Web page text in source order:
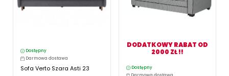
Dostępny
Darmowa dostawa
Sofa Verto Szara Asti 23
DODATKOWY RABAT OD
2000 ZŁ !!
Dostępny